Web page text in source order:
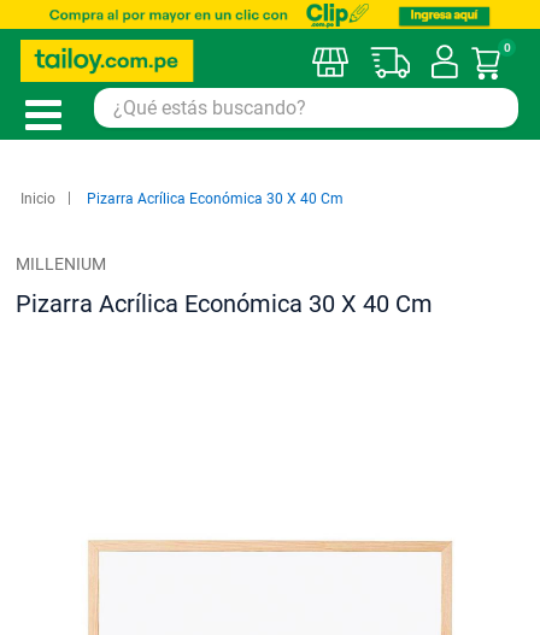
Mi
0
Inicio Pizarra Acrílica Económica 30 X 40 Cm
MILLENIUM
Pizarra Acrílica Económica 30 X 40 Cm